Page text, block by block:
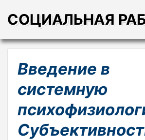
СОЦИАЛЬНАЯ
Введение в
системную